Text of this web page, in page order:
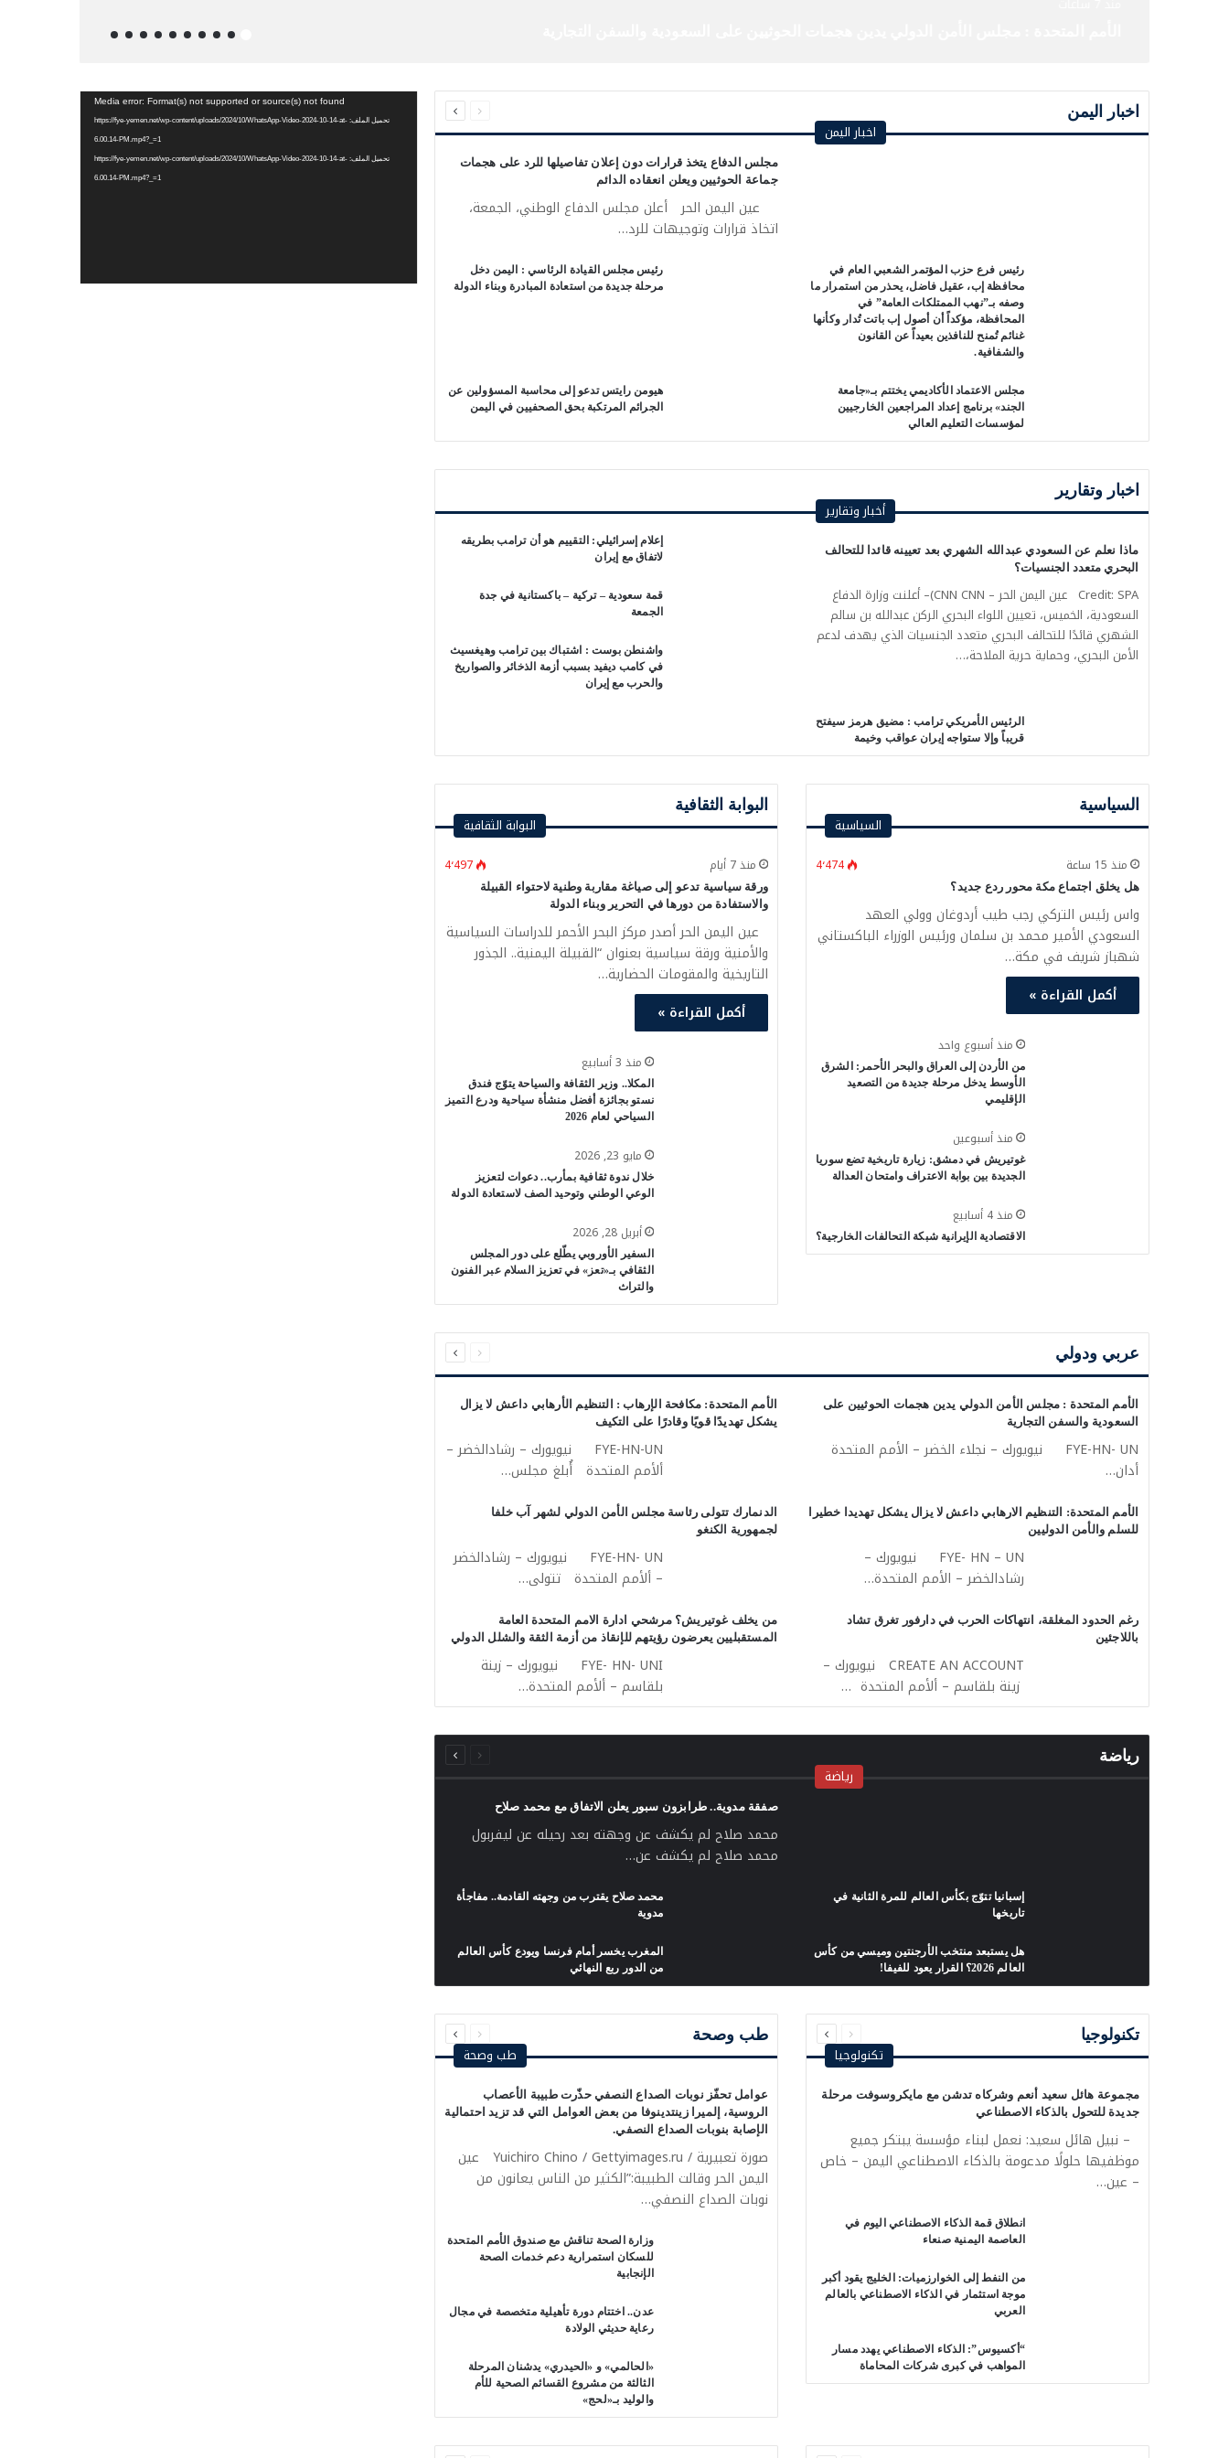
اخبار اليمن الصفحة
السابقة
الصفحة
التالية
اخبار اليمن
مجلس الدفاع يتخذ قرارات دون إعلان تفاصيلها للرد على هجمات
جماعة الحوثيين ويعلن انعقاده الدائم
عين اليمن الحر أعلن مجلس الدفاع الوطني، الجمعة،
اتخاذ قرارات وتوجيهات للرد…
رئيس فرع حزب المؤتمر الشعبي العام في
محافظة إب، عقيل فاضل، يحذر من استمرار ما
وصفه بـ”نهب الممتلكات العامة” في
المحافظة، مؤكداً أن أصول إب باتت تُدار وكأنها
غنائم تُمنح للنافذين بعيداً عن القانون
والشفافية.
رئيس مجلس القيادة الرئاسي : اليمن دخل
مرحلة جديدة من استعادة المبادرة وبناء الدولة
مجلس الاعتماد الأكاديمي يختتم بـ«جامعة
الجند» برنامج إعداد المراجعين الخارجيين
لمؤسسات التعليم العالي
هيومن رايتس تدعو إلى محاسبة المسؤولين عن
الجرائم المرتكبة بحق الصحفيين في اليمن
اخبار وتقارير
أخبار وتقارير
ماذا نعلم عن السعودي عبدالله الشهري بعد تعيينه قائدا للتحالف
البحري متعدد الجنسيات؟
Credit: SPA عين اليمن الحر – CNN CNN)– أعلنت وزارة الدفاع
السعودية، الخميس، تعيين اللواء البحري الركن عبدالله بن سالم
الشهري قائدًا للتحالف البحري متعدد الجنسيات الذي يهدف لدعم
الأمن البحري، وحماية حرية الملاحة،…
إعلام إسرائيلي: التقييم هو أن ترامب بطريقه
لاتفاق مع إيران
قمة سعودية – تركية – باكستانية في جدة
الجمعة
واشنطن بوست : اشتباك بين ترامب وهيغسيث
في كامب ديفيد بسبب أزمة الذخائر والصواريخ
والحرب مع إيران
الرئيس الأمريكي ترامب : مضيق هرمز سيفتح
قريباً وإلا ستواجه إيران عواقب وخيمة
السياسية
السياسية
منذ 15 ساعة 4٬474
هل يخلق اجتماع مكة محور ردع جديد؟
واس رئيس التركي رجب طيب أردوغان وولي العهد
السعودي الأمير محمد بن سلمان ورئيس الوزراء الباكستاني
شهباز شريف في مكة…
أكمل القراءة »
منذ أسبوع واحد
من الأردن إلى العراق والبحر الأحمر: الشرق
الأوسط يدخل مرحلة جديدة من التصعيد
الإقليمي
منذ أسبوعين
غوتيريش في دمشق: زيارة تاريخية تضع سوريا
الجديدة بين بوابة الاعتراف وامتحان العدالة
منذ 4 أسابيع
الاقتصادية الإيرانية شبكة التحالفات الخارجية؟
البوابة الثقافية
البوابة الثقافية
منذ 7 أيام 4٬497
ورقة سياسية تدعو إلى صياغة مقاربة وطنية لاحتواء القبيلة
والاستفادة من دورها في التحرير وبناء الدولة
عين اليمن الحر أصدر مركز البحر الأحمر للدراسات السياسية
والأمنية ورقة سياسية بعنوان “القبيلة اليمنية.. الجذور
التاريخية والمقومات الحضارية…
أكمل القراءة »
منذ 3 أسابيع
المكلا.. وزير الثقافة والسياحة يتوّج فندق
نستو بجائزة أفضل منشأة سياحية ودرع التميز
السياحي لعام 2026
مايو 23, 2026
خلال ندوة ثقافية بمأرب.. دعوات لتعزيز
الوعي الوطني وتوحيد الصف لاستعادة الدولة
أبريل 28, 2026
السفير الأوروبي يطّلع على دور المجلس
الثقافي بـ«تعز» في تعزيز السلام عبر الفنون
والتراث
عربي ودولي الصفحة
السابقة
الصفحة
التالية
الأمم المتحدة : مجلس الأمن الدولي يدين هجمات الحوثيين على
السعودية والسفن التجارية
FYE-HN- UN نيويورك – نجلاء الخضر – الأمم المتحدة
أدان…
الأمم المتحدة: مكافحة الإرهاب : التنظيم الأرهابي داعش لا يزال
يشكل تهديدًا قويًا وقادرًا على التكيف
FYE-HN-UN نيويورك – رشادالخضر –
ألأمم المتحدة أُبلغ مجلس…
الأمم المتحدة: التنظيم الارهابي داعش لا يزال يشكل تهديدا خطيرا
للسلم والأمن الدوليين
FYE- HN – UN نيويورك –
رشادالخضر – الأمم المتحدة…
الدنمارك تتولى رئاسة مجلس الأمن الدولي لشهر آب خلفا
لجمهورية الكنغو
FYE-HN- UN نيويورك – رشادالخضر
– ألأمم المتحدة تتولى…
رغم الحدود المغلقة، انتهاكات الحرب في دارفور تغرق تشاد
باللاجئين
CREATE AN ACCOUNT نيويورك –
زينة بلقاسم – ألأمم المتحدة …
من يخلف غوتيريش؟ مرشحي ادارة الامم المتحدة العامة
المستقبليين يعرضون رؤيتهم للإنقاذ من أزمة الثقة والشلل الدولي
FYE- HN- UNI نيويورك – زينة
بلقاسم – ألأمم المتحدة…
رياضة الصفحة
السابقة
الصفحة
التالية
رياضة
صفقة مدوية.. طرابزون سبور يعلن الاتفاق مع محمد صلاح
محمد صلاح لم يكشف عن وجهته بعد رحيله عن ليفربول
محمد صلاح لم يكشف عن…
إسبانيا تتوّج بكأس العالم للمرة الثانية في
تاريخها
محمد صلاح يقترب من وجهته القادمة.. مفاجأة
مدوية
هل يستبعد منتخب الأرجنتين وميسي من كأس
العالم 2026؟ القرار يعود للفيفا!
المغرب يخسر أمام فرنسا ويودع كأس العالم
من الدور ربع النهائي
تكنولوجيا الصفحة
السابقة
الصفحة
التالية
تكنولوجيا
مجموعة هائل سعيد أنعم وشركاه تدشن مع مايكروسوفت مرحلة
جديدة للتحول بالذكاء الاصطناعي
– نبيل هائل سعيد: نعمل لبناء مؤسسة يبتكر جميع
موظفيها حلولًا مدعومة بالذكاء الاصطناعي اليمن – خاص
– عين…
انطلاق قمة الذكاء الاصطناعي اليوم في
العاصمة اليمنية صنعاء
من النفط إلى الخوارزميات: الخليج يقود أكبر
موجة استثمار في الذكاء الاصطناعي بالعالم
العربي
“أكسيوس”: الذكاء الاصطناعي يهدد مسار
المواهب في كبرى شركات المحاماة
طب وصحة الصفحة
السابقة
الصفحة
التالية
طب وصحة
عوامل تحفّز نوبات الصداع النصفي حذّرت طبيبة الأعصاب
الروسية، إلميرا زينتدينوفا من بعض العوامل التي قد تزيد احتمالية
الإصابة بنوبات الصداع النصفي.‏
صورة تعبيرية / Yuichiro Chino / Gettyimages.ru عين
اليمن الحر وقالت الطبيبة:”الكثير من الناس يعانون من
نوبات الصداع النصفي…
وزارة الصحة تناقش مع صندوق الأمم المتحدة
للسكان استمرارية دعم خدمات الصحة
الإنجابية
عدن.. اختتام دورة تأهيلية متخصصة في مجال
رعاية حديثي الولادة
«الحالمي» و «الحيدري» يدشنان المرحلة
الثالثة من مشروع القسائم الصحية للأم
والوليد بـ«لحج»
السابقةالتالية
السابقةالتالية
الفيديو
Media error: Format(s) not supported or source(s) not found
تحميل الملف: https://fye-yemen.net/wp-content/uploads/2024/10/WhatsApp-Video-2024-10-14-at-
6.00.14-PM.mp4?_=1
تحميل الملف: https://fye-yemen.net/wp-content/uploads/2024/10/WhatsApp-Video-2024-10-14-at-
6.00.14-PM.mp4?_=1